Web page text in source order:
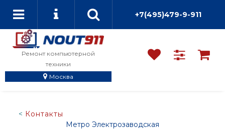
+7(495)479-9-911
Ремонт компьютерной
техники
Москва
Контакты
Метро Электрозаводская